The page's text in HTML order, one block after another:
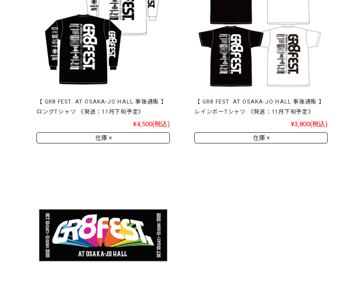
【 GR8 FEST. AT OSAKA-JO HALL 事後通販 】
ロングTシャツ 《発送：11月下旬予定》
¥4,500(税込)
在庫 ×
【 GR8 FEST. AT OSAKA-JO HALL 事後通販 】
レインボーTシャツ 《発送：11月下旬予定》
¥3,800(税込)
在庫 ×